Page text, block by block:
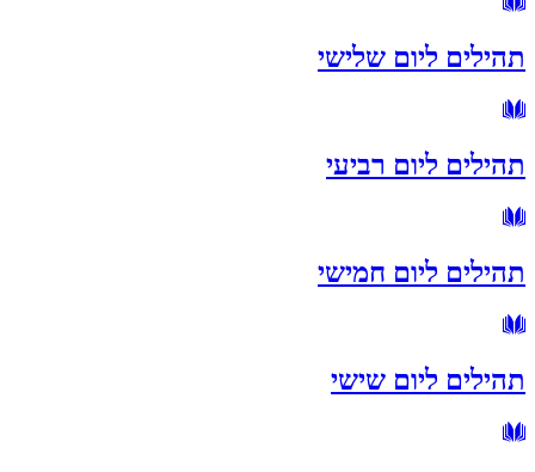
תהילים ליום שלישי
תהילים ליום רביעי
תהילים ליום חמישי
תהילים ליום שישי